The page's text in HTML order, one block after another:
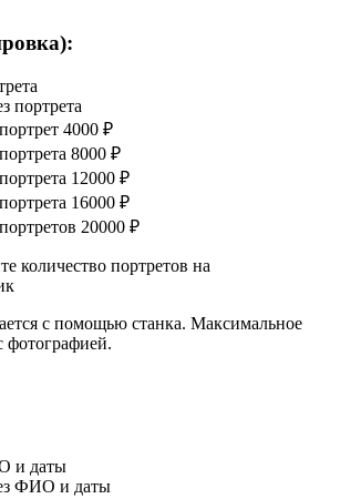
портрета
4000 ₽
8000 ₽
12000 ₽
16000 ₽
20000 ₽
количество портретов на
с помощью станка. Максимальное
фотографией.
и даты
ФИО и даты